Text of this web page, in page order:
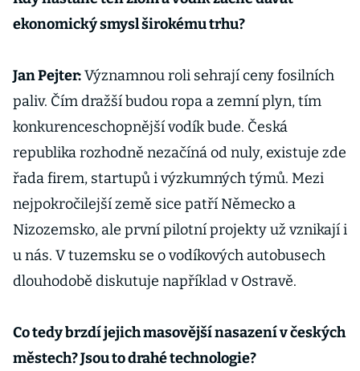
ekonomický smysl širokému trhu?
Jan Pejter:Významnou roli sehrají ceny fosilních
paliv. Čím dražší budou ropa a zemní plyn, tím
konkurenceschopnější vodík bude. Česká
republika rozhodně nezačíná od nuly, existuje zde
řada firem, startupů i výzkumných týmů. Mezi
nejpokročilejší země sice patří Německo a
Nizozemsko, ale první pilotní projekty už vznikají i
u nás. V tuzemsku se o vodíkových autobusech
dlouhodobě diskutuje například v Ostravě.
Co tedy brzdí jejich masovější nasazení v českých
městech? Jsou to drahé technologie?